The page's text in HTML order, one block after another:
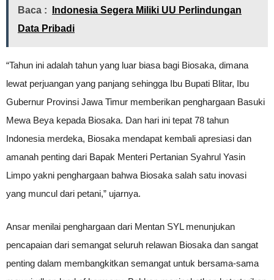
Baca :
Indonesia Segera Miliki UU Perlindungan
Data Pribadi
“Tahun ini adalah tahun yang luar biasa bagi Biosaka, dimana
lewat perjuangan yang panjang sehingga Ibu Bupati Blitar, Ibu
Gubernur Provinsi Jawa Timur memberikan penghargaan Basuki
Mewa Beya kepada Biosaka. Dan hari ini tepat 78 tahun
Indonesia merdeka, Biosaka mendapat kembali apresiasi dan
amanah penting dari Bapak Menteri Pertanian Syahrul Yasin
Limpo yakni penghargaan bahwa Biosaka salah satu inovasi
yang muncul dari petani,” ujarnya.
Ansar menilai penghargaan dari Mentan SYL menunjukan
pencapaian dari semangat seluruh relawan Biosaka dan sangat
penting dalam membangkitkan semangat untuk bersama-sama